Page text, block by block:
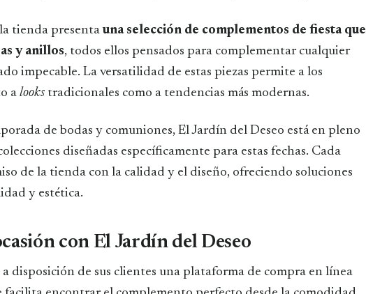
tienda presentauna selección de complementos de fiesta que
y anillos, todos ellos pensados para complementar cualquier
impecable. La versatilidad de estas piezas permite a los
a looks tradicionales como a tendencias más modernas.
de bodas y comuniones, El Jardín del Deseo está en pleno
diseñadas específicamente para estas fechas. Cada
de la tienda con la calidad y el diseño, ofreciendo soluciones
y estética.
con El Jardín del Deseo
disposición de sus clientes una plataforma de compra en línea